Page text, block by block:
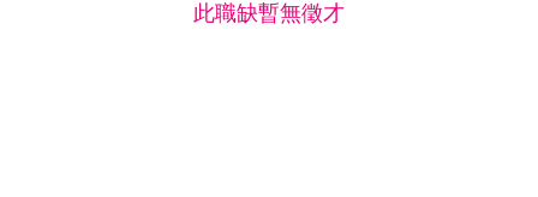
此職缺暫無徵才